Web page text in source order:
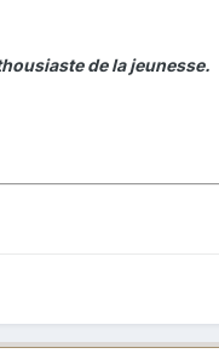
de la jeunesse.